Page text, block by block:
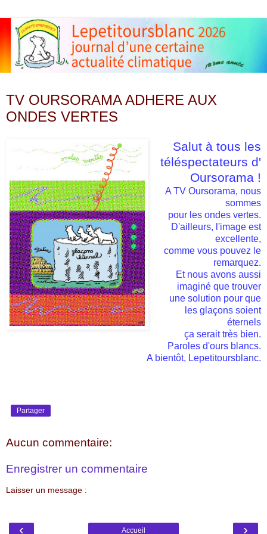
TV OURSORAMA ADHERE AUX
ONDES VERTES
Salut à tous les
téléspectateurs d'
Oursorama !
A TV Oursorama, nous
sommes
pour les ondes vertes.
D'ailleurs, l'image est
excellente,
comme vous pouvez le
remarquez.
Et nous avons aussi
imaginé que trouver
une solution pour que
les glaçons soient
éternels
ça serait très bien.
Paroles d'ours blancs.
A bientôt, Lepetitoursblanc.
Partager
Aucun commentaire:
Enregistrer un commentaire
Laisser un message :
‹ ›
Accueil